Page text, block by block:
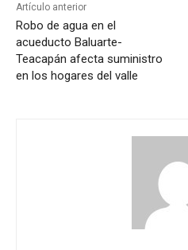
Artículo anterior
Robo de agua en el
acueducto Baluarte-
Teacapán afecta suministro
en los hogares del valle